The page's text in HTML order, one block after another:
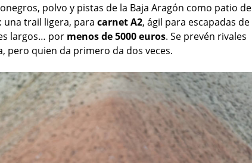
polvo y pistas de la Baja Aragón como patio de
una trail ligera, para carnet A2, ágil para escapadas de
largos… por menos de 5000 euros. Se prevén rivales
pero quien da primero da dos veces.